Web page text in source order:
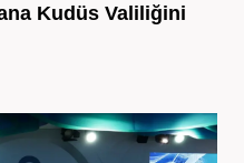
Kudüs Valiliğini